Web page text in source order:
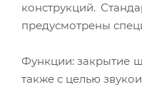
конструкций.
предусмотрены
Функции: закрытие
также с целью